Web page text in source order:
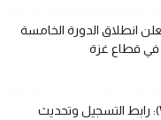
الفارس الشهم (3) تعلن انطلاق الدورة الخامسة
في قطاع غزة
برنامج الغذاء العالمي(WFP): رابط التسجيل وتحديث